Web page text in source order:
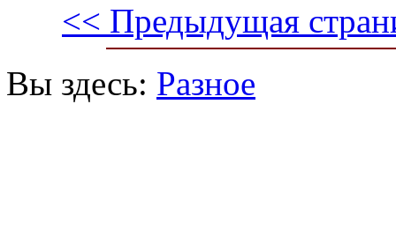
<< Предыдущая
Вы здесь: Разное